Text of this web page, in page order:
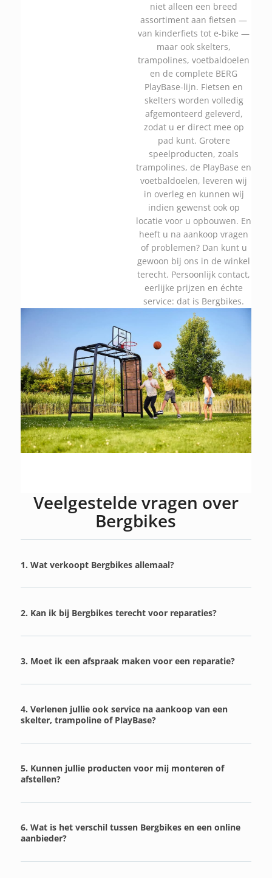
niet alleen een breed
assortiment aan fietsen —
van kinderfiets tot e-bike —
maar ook skelters,
trampolines, voetbaldoelen
en de complete BERG
PlayBase-lijn. Fietsen en
skelters worden volledig
afgemonteerd geleverd,
zodat u er direct mee op
pad kunt. Grotere
speelproducten, zoals
trampolines, de PlayBase en
voetbaldoelen, leveren wij
in overleg en kunnen wij
indien gewenst ook op
locatie voor u opbouwen. En
heeft u na aankoop vragen
of problemen? Dan kunt u
gewoon bij ons in de winkel
terecht. Persoonlijk contact,
eerlijke prijzen en échte
service: dat is Bergbikes.
Veelgestelde vragen over
Bergbikes
1. Wat verkoopt Bergbikes allemaal?
2. Kan ik bij Bergbikes terecht voor reparaties?
3. Moet ik een afspraak maken voor een reparatie?
4. Verlenen jullie ook service na aankoop van een
skelter, trampoline of PlayBase?
5. Kunnen jullie producten voor mij monteren of
afstellen?
6. Wat is het verschil tussen Bergbikes en een online
aanbieder?